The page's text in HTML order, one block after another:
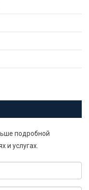
подробной
и услугах.